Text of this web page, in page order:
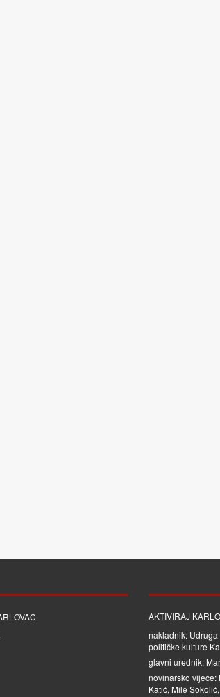
AKTIVIRAJ
nakladnik:
političke kulture
glavni urednik:
novinarsko vijeće:
Katić, Mile